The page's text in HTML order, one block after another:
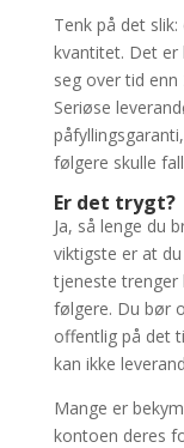
Tenk på det
kvantitet. Det er
seg over tid
Seriøse
følgere skulle
Er det trygt?
Ja, så lenge du
viktigste er at
tjeneste trenger
følgere. Du bør
offentlig på det
kan ikke
Mange er
kontoen deres